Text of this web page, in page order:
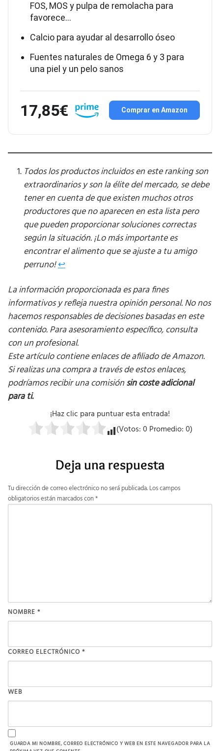
FOS, MOS y pulpa de remolacha para
favorece…
Calcio para ayudar al desarrollo óseo
Fuentes naturales de Omega 6 y 3 para
una piel y un pelo sanos
17,85€ Comprar en Amazon
Todos los productos incluidos en este ranking son
extraordinarios y son la élite del mercado, se debe
tener en cuenta de que existen muchos otros
productores que no aparecen en esta lista pero
que pueden proporcionar soluciones correctas
según la situación. ¡Lo más importante es
encontrar el alimento que se ajuste a tu amigo
perruno!↩︎
La información proporcionada es para fines
informativos y refleja nuestra opinión personal. No nos
hacemos responsables de decisiones basadas en este
contenido. Para asesoramiento específico, consulta
con un profesional.
Este artículo contiene enlaces de afiliado de Amazon.
Si realizas una compra a través de estos enlaces,
podríamos recibir una comisiónsin coste adicional
para ti.
¡Haz clic para puntuar esta entrada!
(Votos:0 Promedio:0)
Deja una respuesta
Tu dirección de correo electrónico no será publicada.Los campos
obligatorios están marcados con*
NOMBRE *
CORREO ELECTRÓNICO *
WEB
GUARDA MI NOMBRE, CORREO ELECTRÓNICO Y WEB EN ESTE NAVEGADOR PARA LA